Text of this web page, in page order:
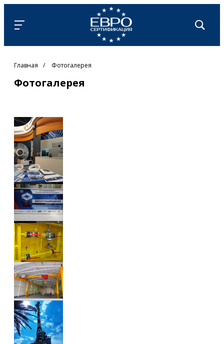
Главная / Фотогалерея
Фотогалерея